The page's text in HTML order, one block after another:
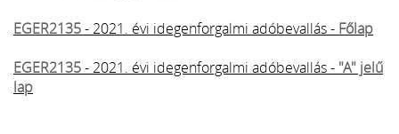
EGER2135- 2021. évi idegenforgalmi adóbevallás - Főlap
EGER2135- 2021. évi idegenforgalmi adóbevallás - "A" jelű
lap